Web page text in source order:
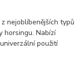
nejoblíbenějších typů
horsingu. Nabízí
použití